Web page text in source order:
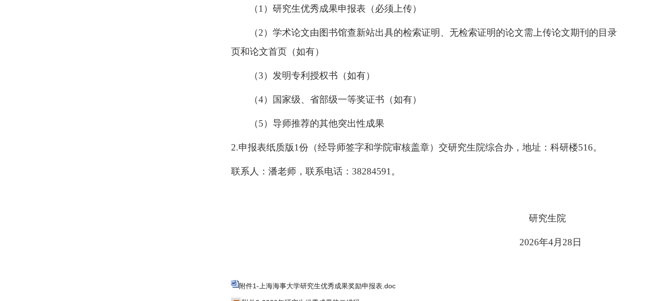
（1）研究生优秀成果申报表（必须上传）
（2）学术论文由图书馆查新站出具的检索证明、无检索证明的论文需上传论文期刊的目录
页和论文首页（如有）
（3）发明专利授权书（如有）
（4）国家级、省部级一等奖证书（如有）
（5）导师推荐的其他突出性成果
2.申报表纸质版1份（经导师签字和学院审核盖章） 交研究生院综合办，地址：科研楼516。
联系人：潘老师，联系电话： 38284591。
研究生院
2026年4月 28 日
附件1-上海海事大学研究生优秀成果奖励申报表.doc